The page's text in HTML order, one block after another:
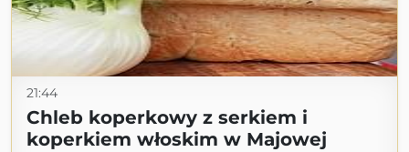
21:44
Chleb koperkowy z serkiem i
koperkiem włoskim w Majowej